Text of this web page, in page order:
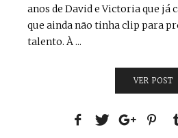
anos de David e Victoria que já
que ainda não tinha clip para
talento. À ...
VER POST